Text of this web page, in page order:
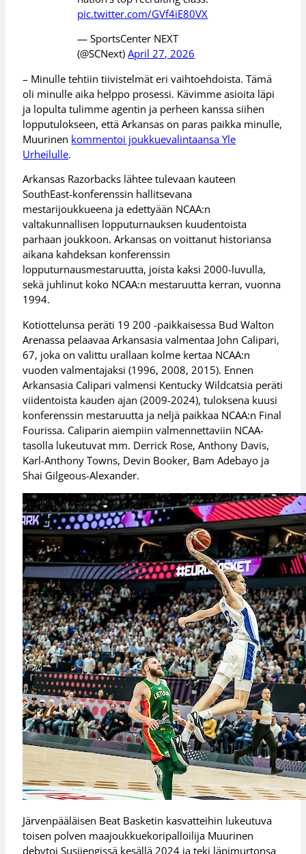
pic.twitter.com/GVf4iE80VX
— SportsCenter NEXT
(@SCNext)April 27, 2026
– Minulle tehtiin tiivistelmät eri vaihtoehdoista. Tämä
oli minulle aika helppo prosessi. Kävimme asioita läpi
ja lopulta tulimme agentin ja perheen kanssa siihen
lopputulokseen, että Arkansas on paras paikka minulle,
Muurinen kommentoi joukkuevalintaansa Yle
Urheilulle.
Arkansas Razorbacks lähtee tulevaan kauteen
SouthEast-konferenssin hallitsevana
mestarijoukkueena ja edettyään NCAA:n
valtakunnallisen lopputurnauksen kuudentoista
parhaan joukkoon. Arkansas on voittanut historiansa
aikana kahdeksan konferenssin
lopputurnausmestaruutta, joista kaksi 2000-luvulla,
sekä juhlinut koko NCAA:n mestaruutta kerran, vuonna
1994.
Kotiottelunsa peräti 19 200 -paikkaisessa Bud Walton
Arenassa pelaavaa Arkansasia valmentaa John Calipari,
67, joka on valittu urallaan kolme kertaa NCAA:n
vuoden valmentajaksi (1996, 2008, 2015). Ennen
Arkansasia Calipari valmensi Kentucky Wildcatsia peräti
viidentoista kauden ajan (2009-2024), tuloksena kuusi
konferenssin mestaruutta ja neljä paikkaa NCAA:n Final
Fourissa. Caliparin aiempiin valmennettaviin NCAA-
tasolla lukeutuvat mm. Derrick Rose, Anthony Davis,
Karl-Anthony Towns, Devin Booker, Bam Adebayo ja
Shai Gilgeous-Alexander.
Järvenpääläisen Beat Basketin kasvatteihin lukeutuva
toisen polven maajoukkuekoripalloilija Muurinen
debytoi Susijengissä kesällä 2024 ja teki läpimurtonsa